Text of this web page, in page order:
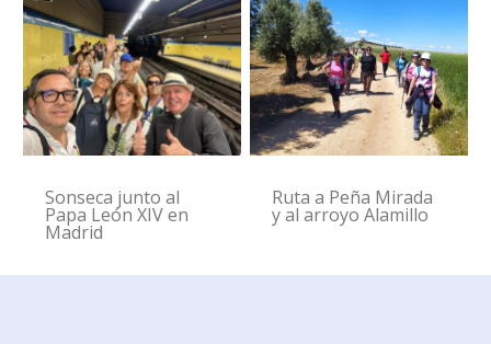
Sonseca junto al
Papa León XIV en
Madrid
Ruta a Peña Mirada
y al arroyo Alamillo